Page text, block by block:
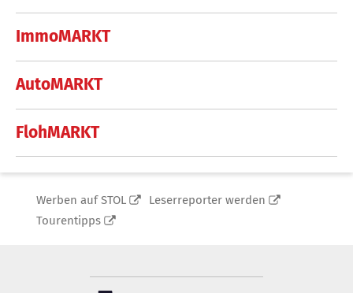
ImmoMARKT
AutoMARKT
FlohMARKT
Werben auf STOL
Leserreporter werden
Tourentipps